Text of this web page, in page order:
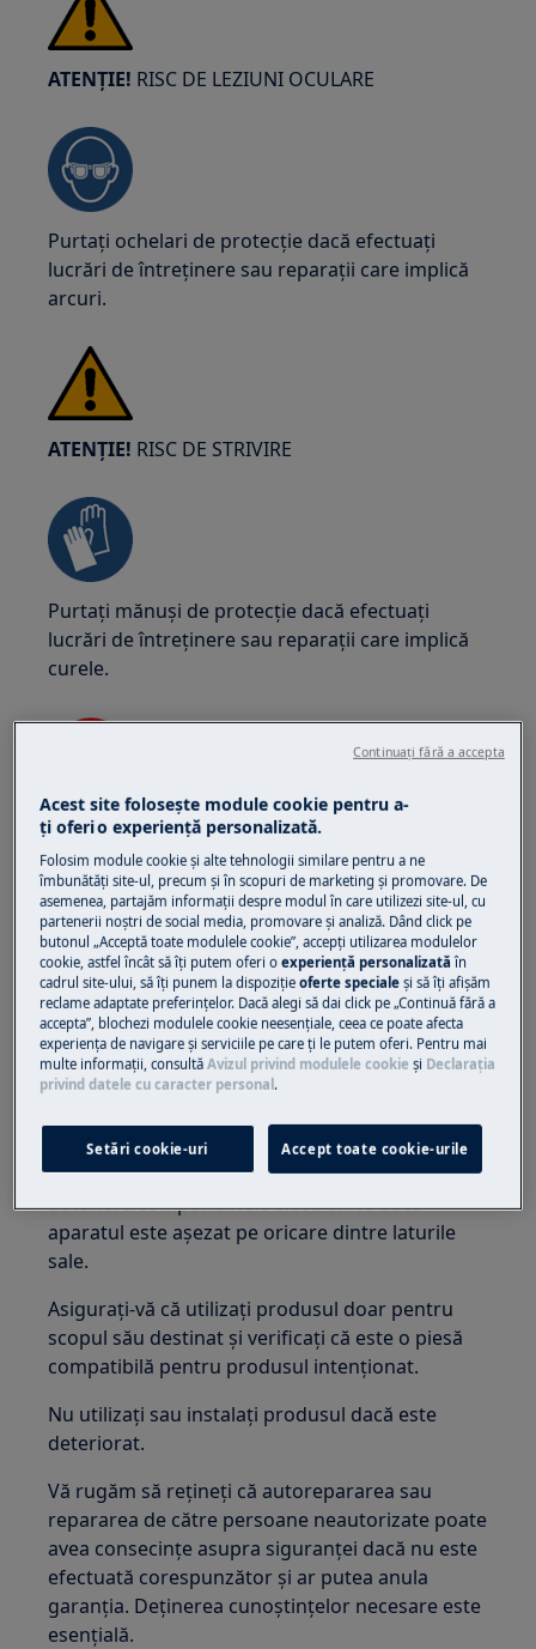
ATENȚIE! RISC DE LEZIUNI OCULARE
Purtați ochelari de protecție dacă efectuați
lucrări de întreținere sau reparații care implică
arcuri.
ATENȚIE! RISC DE STRIVIRE
Purtați mănuși de protecție dacă efectuați
lucrări de întreținere sau reparații care implică
curele.
ATENȚIE!PERICOL DE SUFFOCARE
Piese mici, nu sunt pentru copiii sub 3 ani.
Păstrați toate piesele mici și ambalajele departe
de accesul copiilor.
Doar adulții ar trebui să folosească sau să
instaleze produsul.
Înainte de orice operațiune de întreținere,
închideți alimentarea cu apă către aparat. Goliți
întotdeauna aparatul de toată apa. Orice
întreținere ar trebui efectuată cu aparatul în
poziție verticală. Apa reziduală ar putea
deteriora componentele electronice dacă
aparatul este așezat pe oricare dintre laturile
sale.
Asigurați-vă că utilizați produsul doar pentru
scopul său destinat și verificați că este o piesă
compatibilă pentru produsul intenționat.
Nu utilizați sau instalați produsul dacă este
deteriorat.
Vă rugăm să rețineți că autorepararea sau
repararea de către persoane neautorizate poate
avea consecințe asupra siguranței dacă nu este
efectuată corespunzător și ar putea anula
garanția. Deținerea cunoștințelor necesare este
esențială.
Acest site folosește module cookie pentru a-
ţi oferi o experienţă personalizată.
Folosim module cookie și alte tehnologii similare pentru a ne
îmbunătăţi site-ul, precum și în scopuri de marketing și promovare. De
asemenea, partajăm informaţii despre modul în care utilizezi site-ul, cu
partenerii noștri de social media, promovare și analiză. Dând click pe
butonul „Acceptă toate modulele cookie”, accepţi utilizarea modulelor
cookie, astfel încât să îţi putem oferi oexperienţă personalizată în
cadrul site-ului, să îţi punem la dispoziţieoferte speciale și să îţi afișăm
reclame adaptate preferinţelor. Dacă alegi să dai click pe „Continuă fără a
accepta”, blochezi modulele cookie neesenţiale, ceea ce poate afecta
experienţa de navigare și serviciile pe care ţi le putem oferi. Pentru mai
multe informaţii, consultăAvizul privind modulele cookie și Declaraţia
privind datele cu caracter personal .
Setări cookie-uri Accept toate cookie-urile
Continuați fără a accepta